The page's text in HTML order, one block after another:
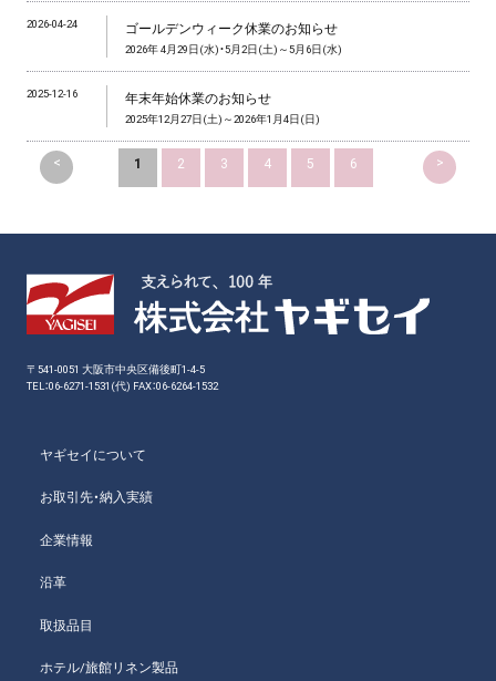
2026-04-24 ゴールデンウィーク休業のお知らせ
2026年 4月29日(水)・5月2日(土)～5月6日(水)
2025-12-16 年末年始休業のお知らせ
2025年12月27日(土)～2026年1月4日(日)
< 1 2 3 4 5 6 >
〒541-0051 大阪市中央区備後町1-4-5
TEL：06-6271-1531(代) FAX：06-6264-1532
ヤギセイについて
お取引先・納入実績
企業情報
沿革
取扱品目
ホテル/旅館リネン製品